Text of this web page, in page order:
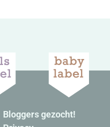
Bloggers gezocht!